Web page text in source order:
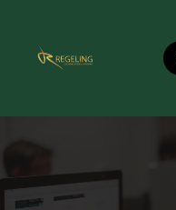
inhoud